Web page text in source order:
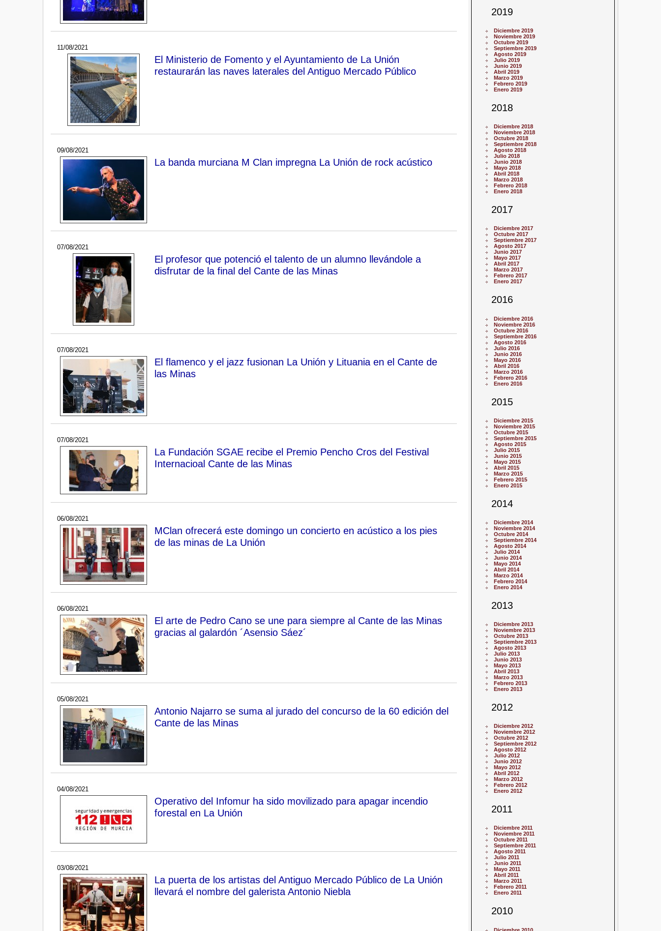
11/08/2021
El Ministerio de Fomento y el Ayuntamiento de La Unión
restaurarán las naves laterales del Antiguo Mercado Público
09/08/2021
La banda murciana M Clan impregna La Unión de rock acústico
07/08/2021
El profesor que potenció el talento de un alumno llevándole a
disfrutar de la final del Cante de las Minas
07/08/2021
El flamenco y el jazz fusionan La Unión y Lituania en el Cante de
las Minas
07/08/2021
La Fundación SGAE recibe el Premio Pencho Cros del Festival
Internacioal Cante de las Minas
06/08/2021
MClan ofrecerá este domingo un concierto en acústico a los pies
de las minas de La Unión
06/08/2021
El arte de Pedro Cano se une para siempre al Cante de las Minas
gracias al galardón ´Asensio Sáez´
05/08/2021
Antonio Najarro se suma al jurado del concurso de la 60 edición del
Cante de las Minas
04/08/2021
Operativo del Infomur ha sido movilizado para apagar incendio
forestal en La Unión
03/08/2021
La puerta de los artistas del Antiguo Mercado Público de La Unión
llevará el nombre del galerista Antonio Niebla
2019
Diciembre 2019
Noviembre 2019
Octubre 2019
Septiembre 2019
Agosto 2019
Julio 2019
Junio 2019
Abril 2019
Marzo 2019
Febrero 2019
Enero 2019
2018
Diciembre 2018
Noviembre 2018
Octubre 2018
Septiembre 2018
Agosto 2018
Julio 2018
Junio 2018
Mayo 2018
Abril 2018
Marzo 2018
Febrero 2018
Enero 2018
2017
Diciembre 2017
Octubre 2017
Septiembre 2017
Agosto 2017
Junio 2017
Mayo 2017
Abril 2017
Marzo 2017
Febrero 2017
Enero 2017
2016
Diciembre 2016
Noviembre 2016
Octubre 2016
Septiembre 2016
Agosto 2016
Julio 2016
Junio 2016
Mayo 2016
Abril 2016
Marzo 2016
Febrero 2016
Enero 2016
2015
Diciembre 2015
Noviembre 2015
Octubre 2015
Septiembre 2015
Agosto 2015
Julio 2015
Junio 2015
Mayo 2015
Abril 2015
Marzo 2015
Febrero 2015
Enero 2015
2014
Diciembre 2014
Noviembre 2014
Octubre 2014
Septiembre 2014
Agosto 2014
Julio 2014
Junio 2014
Mayo 2014
Abril 2014
Marzo 2014
Febrero 2014
Enero 2014
2013
Diciembre 2013
Noviembre 2013
Octubre 2013
Septiembre 2013
Agosto 2013
Julio 2013
Junio 2013
Mayo 2013
Abril 2013
Marzo 2013
Febrero 2013
Enero 2013
2012
Diciembre 2012
Noviembre 2012
Octubre 2012
Septiembre 2012
Agosto 2012
Julio 2012
Junio 2012
Mayo 2012
Abril 2012
Marzo 2012
Febrero 2012
Enero 2012
2011
Diciembre 2011
Noviembre 2011
Octubre 2011
Septiembre 2011
Agosto 2011
Julio 2011
Junio 2011
Mayo 2011
Abril 2011
Marzo 2011
Febrero 2011
Enero 2011
2010
Diciembre 2010